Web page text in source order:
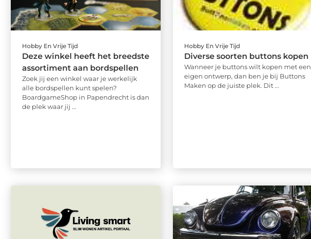
Hobby En Vrije Tijd
Deze winkel heeft het breedste
assortiment aan bordspellen
Zoek jij een winkel waar je werkelijk
alle bordspellen kunt spelen?
BoardgameShop in Papendrecht is dan
de plek waar jij ...
Hobby En Vrije Tijd
Diverse soorten buttons kopen
Wanneer je buttons wilt kopen met een
eigen ontwerp, dan ben je bij Buttons
Maken op de juiste plek. Dit ...